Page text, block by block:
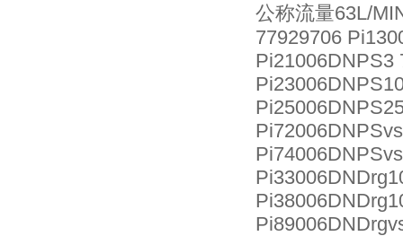
公称流量63L/
77929706
Pi21006DNPS3